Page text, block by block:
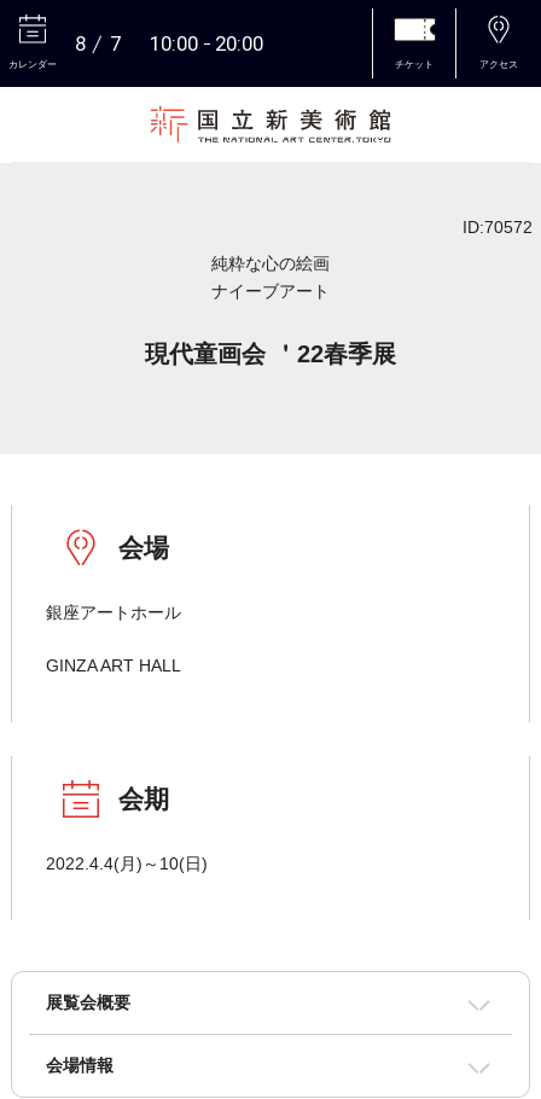
カレンダー
8 7 10:00 20:00
チケット アクセス
ID:70572
純粋な心の絵画
ナイーブアート
現代童画会 ＇22春季展
会場
銀座アートホール
GINZA ART HALL
会期
2022.4.4(月)～10(日)
展覧会概要
会場情報